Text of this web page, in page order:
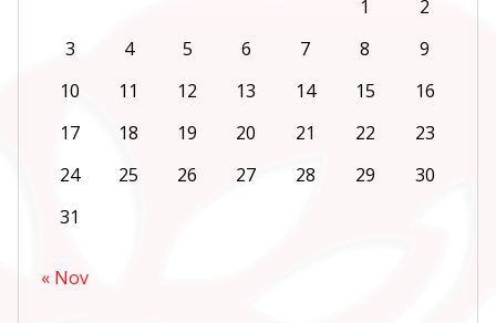
1
2
3
4 5 6 7 8
9
10
11 12 13 14 15
16
17
18 19 20 21 22
23
24
25 26 27 28 29
30
31
« Nov